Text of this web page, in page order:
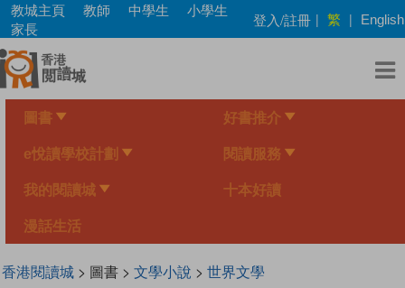
Skip
main
content
教城主頁 教師 中學生
小學生
家長
登入/註冊 | 繁 | English
圖書 好書推介
e悅讀學校計劃 閱讀服務
我的閱讀城 十本好讀
漫話生活
香港閱讀城> 圖書 > 文學小說 > 世界文學